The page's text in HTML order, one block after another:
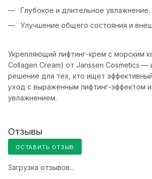
Глубокое и длительное увлажнение.
Улучшение общего состояния и
Укрепляющий лифтинг-крем с морским
Collagen Cream) от Janssen Cosmetics —
решение для тех, кто ищет
уход с выраженным лифтинг-эффектом и
увлажнением.
Отзывы
ОСТАВИТЬ ОТЗЫВ
Загрузка отзывов...